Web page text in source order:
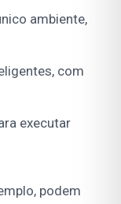
ambiente,
com
executar
podem